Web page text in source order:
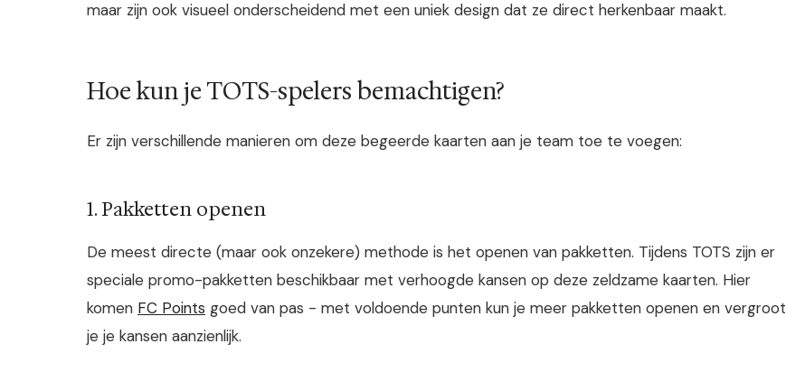
maar zijn ook visueel onderscheidend met een uniek design dat ze direct herkenbaar maakt.
Hoe kun je TOTS-spelers bemachtigen?
Er zijn verschillende manieren om deze begeerde kaarten aan je team toe te voegen:
1. Pakketten openen
De meest directe (maar ook onzekere) methode is het openen van pakketten. Tijdens TOTS zijn er
speciale promo-pakketten beschikbaar met verhoogde kansen op deze zeldzame kaarten. Hier
komen FC Points goed van pas - met voldoende punten kun je meer pakketten openen en vergroot
je je kansen aanzienlijk.